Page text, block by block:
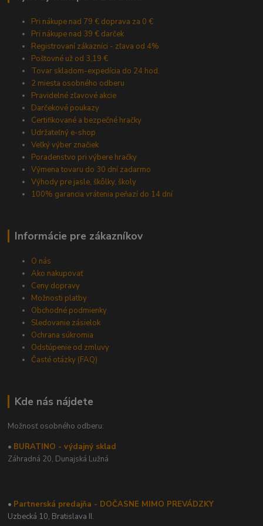
Pri nákupe nad 79 € doprava za 0 €
Pri nákupe nad 39 € darček
Registrovaní zákazníci - zľava od 4%
Poštovné už od 3,19 €
Tovar skladom-expedícia do 24 hod.
2 miesta osobného odberu
Pravidelné zľavové akcie
Darčekové poukazy
Certifikované a bezpečné hračky
Udržateľný e-shop
Veľký výber značiek
Poradenstvo pri výbere hračky
Výmena tovaru do 30 dní zadarmo
Výhody pre jasle, škôlky, školy
100% garancia vrátenia peňazí do 14 dní
Informácie pre zákazníkov
O nás
Ako nakupovať
Ceny dopravy
Možnosti platby
Obchodné podmienky
Sledovanie zásielok
Ochrana súkromia
Odstúpenie od zmluvy
Časté otázky (FAQ)
Kde nás nájdete
Možnosť osobného odberu:
• BURATINO - výdajný sklad
Záhradná 20, Dunajská Lužná
• Partnerská predajňa - DOČASNE MIMO PREVÁDZKY
Uzbecká 10, Bratislava II.